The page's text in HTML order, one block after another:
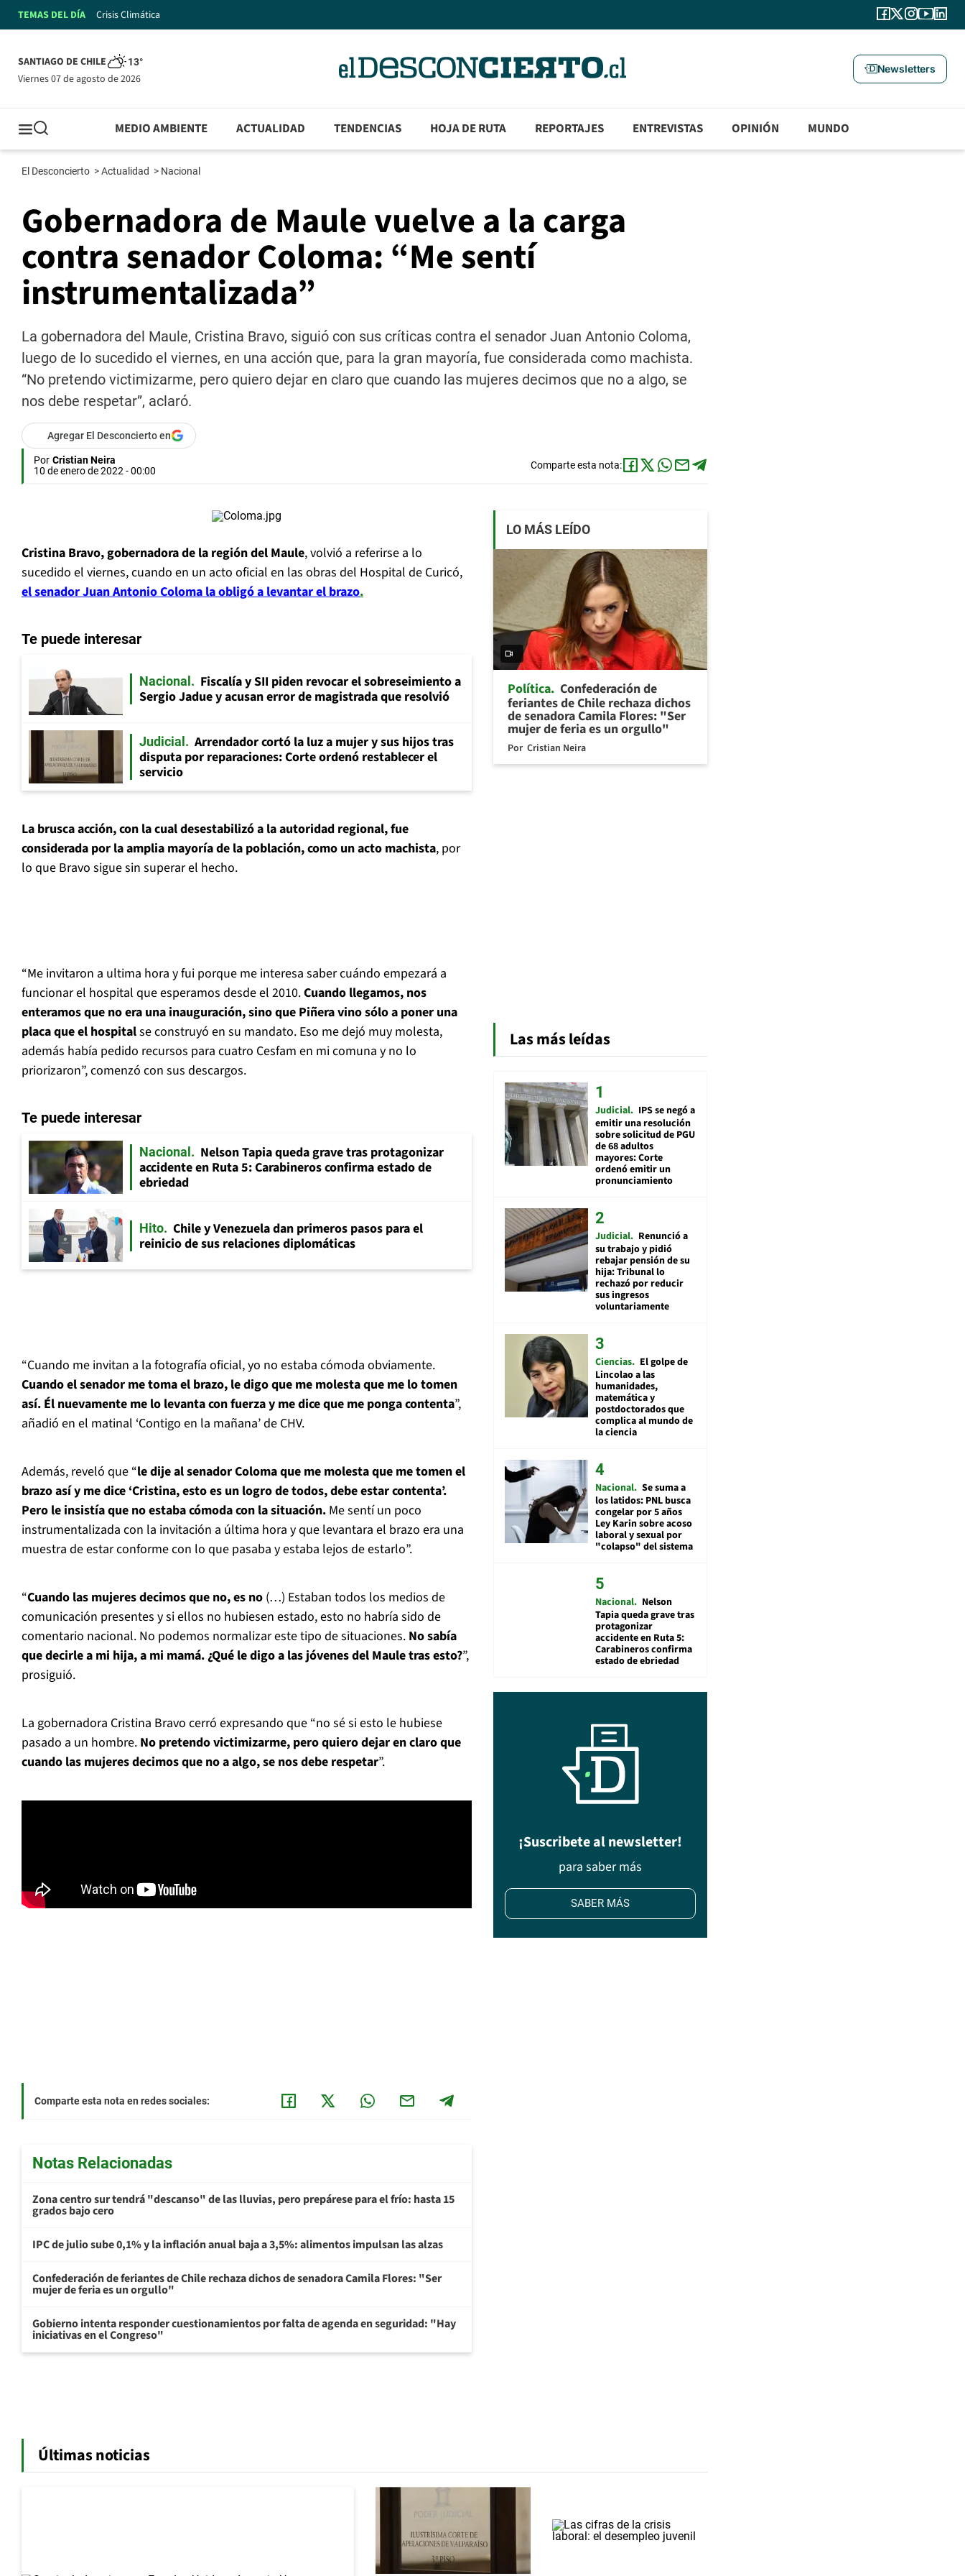
TEMAS DEL DÍA Crisis Climática
SANTIAGO DE CHILE 13°
viernes 07 de agosto de 2026
Newsletters
MEDIO AMBIENTE ACTUALIDAD TENDENCIAS HOJA DE RUTA REPORTAJES ENTREVISTAS OPINIÓN MUNDO
El Desconcierto >Actualidad > Nacional
Gobernadora de Maule vuelve a la carga
contra senador Coloma: “Me sentí
instrumentalizada”
La gobernadora del Maule, Cristina Bravo, siguió con sus críticas contra el senador Juan Antonio Coloma,
luego de lo sucedido el viernes, en una acción que, para la gran mayoría, fue considerada como machista.
“No pretendo victimizarme, pero quiero dejar en claro que cuando las mujeres decimos que no a algo, se
nos debe respetar”, aclaró.
Agregar El Desconcierto en
Por Cristian Neira
10 de enero de 2022 - 00:00
Comparte esta nota:
Cristina Bravo, gobernadora de la región del Maule, volvió a referirse a lo
sucedido el viernes, cuando en un acto oficial en las obras del Hospital de Curicó,
el senador Juan Antonio Coloma la obligó a levantar el brazo.
Te puede interesar
Nacional
Fiscalía y SII piden revocar el sobreseimiento a
Sergio Jadue y acusan error de magistrada que resolvió
Judicial
Arrendador cortó la luz a mujer y sus hijos tras
disputa por reparaciones: Corte ordenó restablecer el
servicio
La brusca acción, con la cual desestabilizó a la autoridad regional, fue
considerada por la amplia mayoría de la población, como un acto machista, por
lo que Bravo sigue sin superar el hecho.
“Me invitaron a ultima hora y fui porque me interesa saber cuándo empezará a
funcionar el hospital que esperamos desde el 2010.Cuando llegamos, nos
enteramos que no era una inauguración, sino que Piñera vino sólo a poner una
placa que el hospitalse construyó en su mandato. Eso me dejó muy molesta,
además había pedido recursos para cuatro Cesfam en mi comuna y no lo
priorizaron”, comenzó con sus descargos.
Te puede interesar
Nacional
Nelson Tapia queda grave tras protagonizar
accidente en Ruta 5: Carabineros confirma estado de
ebriedad
Hito
Chile y Venezuela dan primeros pasos para el
reinicio de sus relaciones diplomáticas
“Cuando me invitan a la fotografía oficial, yo no estaba cómoda obviamente.
Cuando el senador me toma el brazo, le digo que me molesta que me lo tomen
así. Él nuevamente me lo levanta con fuerza y me dice que me ponga contenta”,
añadió en el matinal ‘Contigo en la mañana’ de CHV.
Además, reveló que “le dije al senador Coloma que me molesta que me tomen el
brazo así y me dice ‘Cristina, esto es un logro de todos, debe estar contenta’.
Pero le insistía que no estaba cómoda con la situación. Me sentí un poco
instrumentalizada con la invitación a última hora y que levantara el brazo era una
muestra de estar conforme con lo que pasaba y estaba lejos de estarlo”.
“Cuando las mujeres decimos que no, es no (…) Estaban todos los medios de
comunicación presentes y si ellos no hubiesen estado, esto no habría sido de
comentario nacional. No podemos normalizar este tipo de situaciones. No sabía
que decirle a mi hija, a mi mamá. ¿Qué le digo a las jóvenes del Maule tras esto?”,
prosiguió.
La gobernadora Cristina Bravo cerró expresando que “no sé si esto le hubiese
pasado a un hombre. No pretendo victimizarme, pero quiero dejar en claro que
cuando las mujeres decimos que no a algo, se nos debe respetar”.
Comparte esta nota en redes sociales:
Notas Relacionadas
Zona centro sur tendrá "descanso" de las lluvias, pero prepárese para el frío: hasta 15
grados bajo cero
IPC de julio sube 0,1% y la inflación anual baja a 3,5%: alimentos impulsan las alzas
Confederación de feriantes de Chile rechaza dichos de senadora Camila Flores: "Ser
mujer de feria es un orgullo"
Gobierno intenta responder cuestionamientos por falta de agenda en seguridad: "Hay
iniciativas en el Congreso"
LO MÁS LEÍDO
Política Confederación de
feriantes de Chile rechaza dichos
de senadora Camila Flores: "Ser
mujer de feria es un orgullo"
Por Cristian Neira
Las más leídas
Judicial IPS se negó a
emitir una resolución
sobre solicitud de PGU
de 68 adultos
mayores: Corte
ordenó emitir un
pronunciamiento
Judicial Renunció a
su trabajo y pidió
rebajar pensión de su
hija: Tribunal lo
rechazó por reducir
sus ingresos
voluntariamente
Ciencias El golpe de
Lincolao a las
humanidades,
matemática y
postdoctorados que
complica al mundo de
la ciencia
Nacional Se suma a
los latidos: PNL busca
congelar por 5 años
Ley Karin sobre acoso
laboral y sexual por
"colapso" del sistema
Nacional Nelson
Tapia queda grave tras
protagonizar
accidente en Ruta 5:
Carabineros confirma
estado de ebriedad
¡Suscribete al newsletter!
para saber más
SABER MÁS
Últimas noticias